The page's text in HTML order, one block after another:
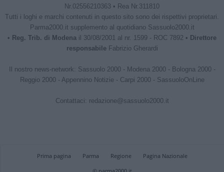
Nr.02556210363 • Rea Nr.311810
Tutti i loghi e marchi contenuti in questo sito sono dei rispettivi proprietari.
Parma2000.it supplemento al quotidiano Sassuolo2000.it
• Reg. Trib. di Modena il 30/08/2001 al nr. 1599 - ROC 7892 • Direttore
responsabileFabrizio Gherardi
Il nostro news-network: Sassuolo 2000- Modena 2000- Bologna 2000-
Reggio 2000- Appennino Notizie - Carpi 2000- SassuoloOnLine
Contattaci: redazione@sassuolo2000.it
Prima pagina Parma Regione
Pagina Nazionale